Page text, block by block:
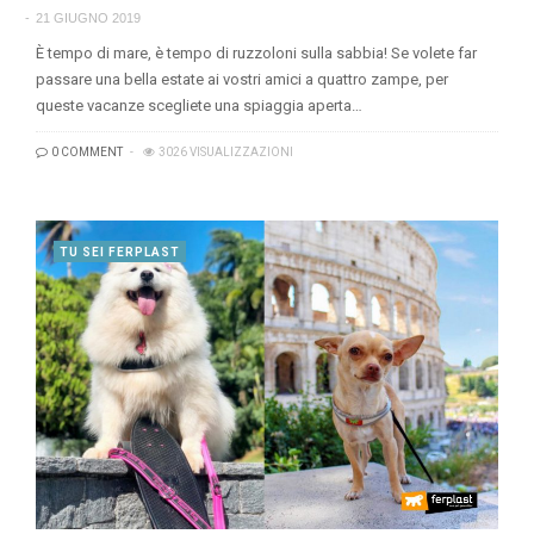
21 GIUGNO 2019
È tempo di mare, è tempo di ruzzoloni sulla sabbia! Se volete far
passare una bella estate ai vostri amici a quattro zampe, per
queste vacanze scegliete una spiaggia aperta…
0 COMMENT 3026 VISUALIZZAZIONI
TU SEI FERPLAST